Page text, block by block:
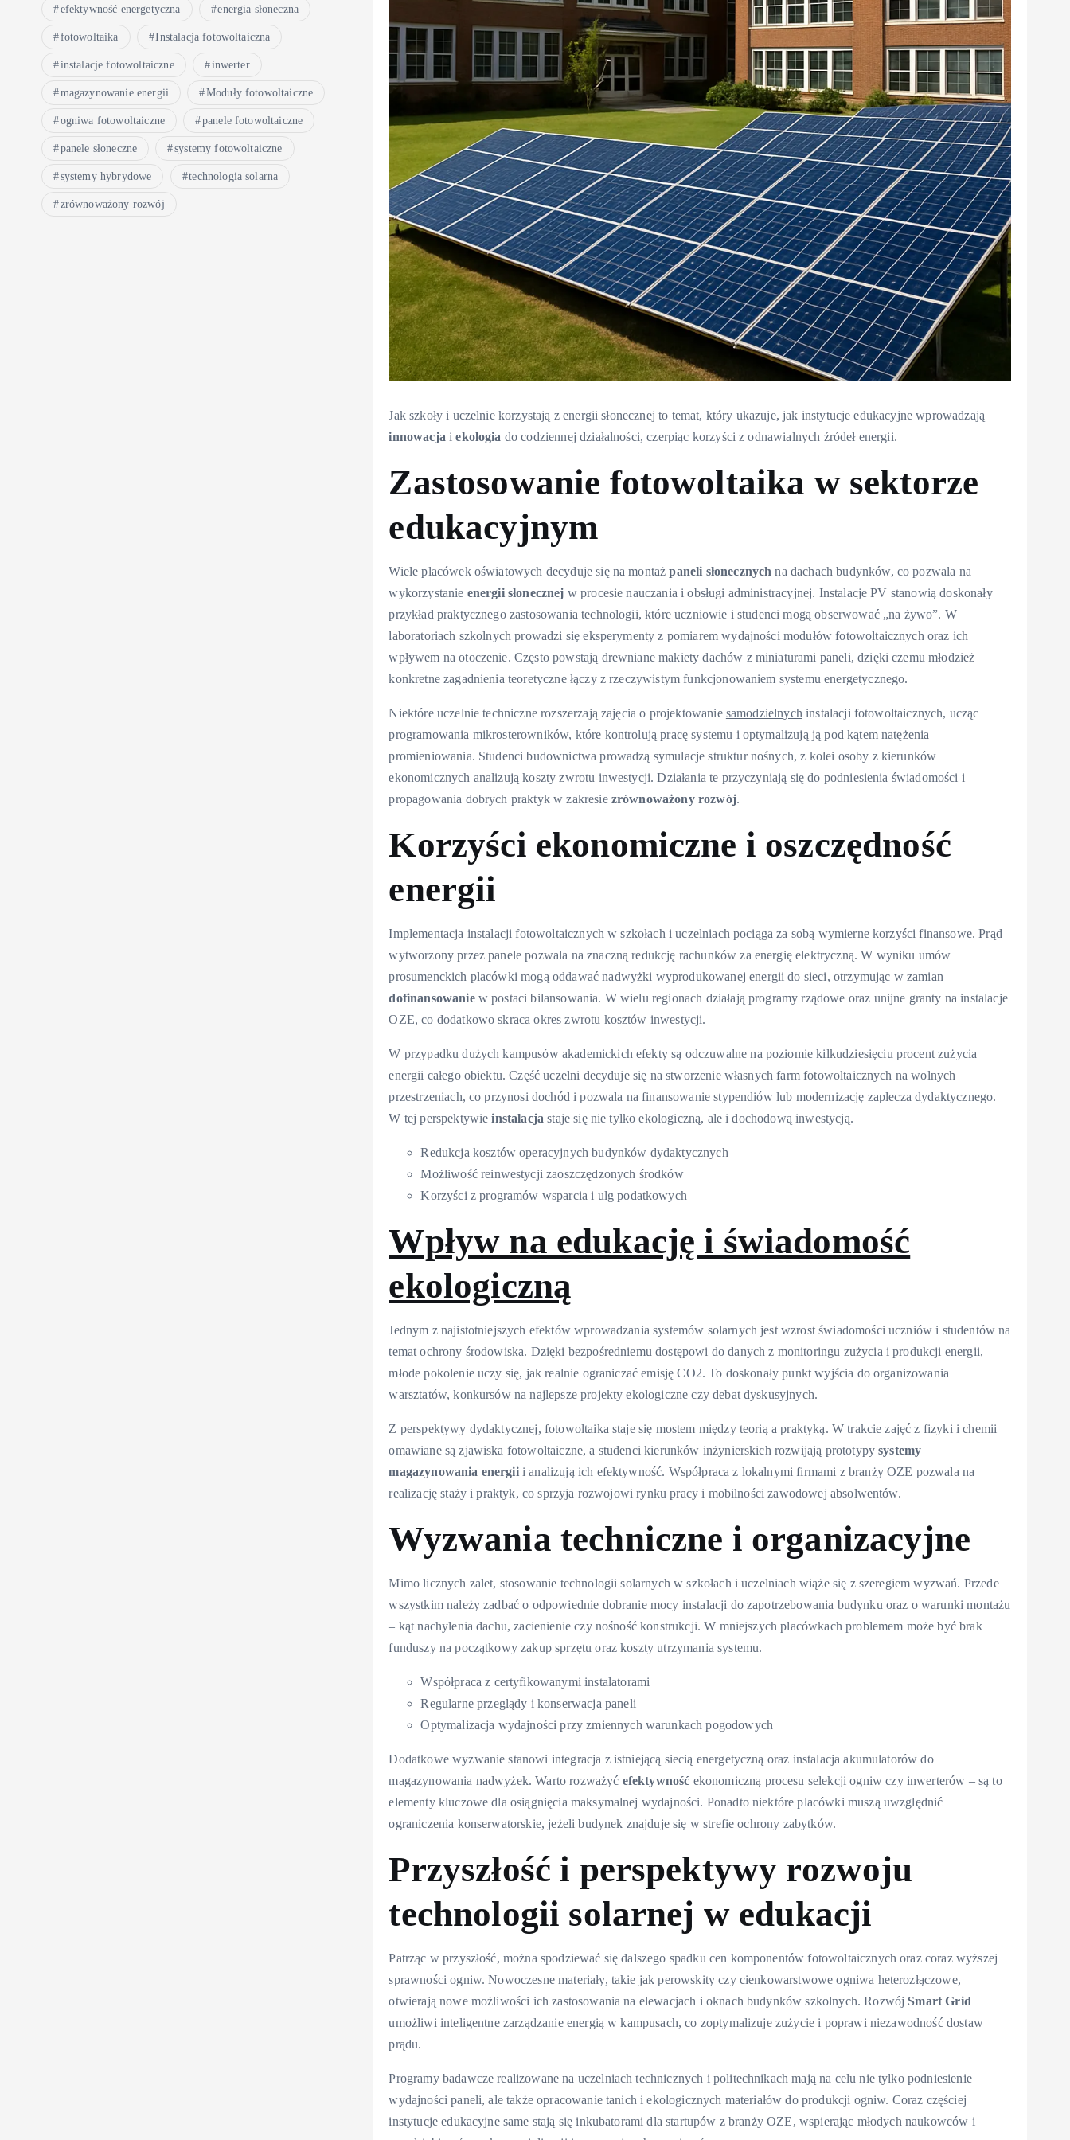
efektywność energetyczna energia słoneczna
fotowoltaika Instalacja fotowoltaiczna
instalacje fotowoltaiczne inwerter
magazynowanie energii Moduły fotowoltaiczne
ogniwa fotowoltaiczne panele fotowoltaiczne
panele słoneczne systemy fotowoltaiczne
systemy hybrydowe technologia solarna
zrównoważony rozwój
Jak szkoły i uczelnie korzystają z energii słonecznej to temat, który ukazuje, jak instytucje edukacyjne wprowadzają
innowacja iekologia do codziennej działalności, czerpiąc korzyści z odnawialnych źródeł energii.
Zastosowanie fotowoltaika w sektorze
edukacyjnym
Wiele placówek oświatowych decyduje się na montażpaneli słonecznych na dachach budynków, co pozwala na
wykorzystanie energii słonecznej w procesie nauczania i obsługi administracyjnej. Instalacje PV stanowią doskonały
przykład praktycznego zastosowania technologii, które uczniowie i studenci mogą obserwować „na żywo”. W
laboratoriach szkolnych prowadzi się eksperymenty z pomiarem wydajności modułów fotowoltaicznych oraz ich
wpływem na otoczenie. Często powstają drewniane makiety dachów z miniaturami paneli, dzięki czemu młodzież
konkretne zagadnienia teoretyczne łączy z rzeczywistym funkcjonowaniem systemu energetycznego.
Niektóre uczelnie techniczne rozszerzają zajęcia o projektowanie samodzielnych instalacji fotowoltaicznych, ucząc
programowania mikrosterowników, które kontrolują pracę systemu i optymalizują ją pod kątem natężenia
promieniowania. Studenci budownictwa prowadzą symulacje struktur nośnych, z kolei osoby z kierunków
ekonomicznych analizują koszty zwrotu inwestycji. Działania te przyczyniają się do podniesienia świadomości i
propagowania dobrych praktyk w zakresie zrównoważony rozwój.
Korzyści ekonomiczne i oszczędność
energii
Implementacja instalacji fotowoltaicznych w szkołach i uczelniach pociąga za sobą wymierne korzyści finansowe. Prąd
wytworzony przez panele pozwala na znaczną redukcję rachunków za energię elektryczną. W wyniku umów
prosumenckich placówki mogą oddawać nadwyżki wyprodukowanej energii do sieci, otrzymując w zamian
dofinansowaniew postaci bilansowania. W wielu regionach działają programy rządowe oraz unijne granty na instalacje
OZE, co dodatkowo skraca okres zwrotu kosztów inwestycji.
W przypadku dużych kampusów akademickich efekty są odczuwalne na poziomie kilkudziesięciu procent zużycia
energii całego obiektu. Część uczelni decyduje się na stworzenie własnych farm fotowoltaicznych na wolnych
przestrzeniach, co przynosi dochód i pozwala na finansowanie stypendiów lub modernizację zaplecza dydaktycznego.
W tej perspektywieinstalacja staje się nie tylko ekologiczną, ale i dochodową inwestycją.
Redukcja kosztów operacyjnych budynków dydaktycznych
Możliwość reinwestycji zaoszczędzonych środków
Korzyści z programów wsparcia i ulg podatkowych
Wpływ na edukację i świadomość
ekologiczną
Jednym z najistotniejszych efektów wprowadzania systemów solarnych jest wzrost świadomości uczniów i studentów na
temat ochrony środowiska. Dzięki bezpośredniemu dostępowi do danych z monitoringu zużycia i produkcji energii,
młode pokolenie uczy się, jak realnie ograniczać emisję CO2. To doskonały punkt wyjścia do organizowania
warsztatów, konkursów na najlepsze projekty ekologiczne czy debat dyskusyjnych.
Z perspektywy dydaktycznej, fotowoltaika staje się mostem między teorią a praktyką. W trakcie zajęć z fizyki i chemii
omawiane są zjawiska fotowoltaiczne, a studenci kierunków inżynierskich rozwijają prototypysystemy
magazynowania energiii analizują ich efektywność. Współpraca z lokalnymi firmami z branży OZE pozwala na
realizację staży i praktyk, co sprzyja rozwojowi rynku pracy i mobilności zawodowej absolwentów.
Wyzwania techniczne i organizacyjne
Mimo licznych zalet, stosowanie technologii solarnych w szkołach i uczelniach wiąże się z szeregiem wyzwań. Przede
wszystkim należy zadbać o odpowiednie dobranie mocy instalacji do zapotrzebowania budynku oraz o warunki montażu
– kąt nachylenia dachu, zacienienie czy nośność konstrukcji. W mniejszych placówkach problemem może być brak
funduszy na początkowy zakup sprzętu oraz koszty utrzymania systemu.
Współpraca z certyfikowanymi instalatorami
Regularne przeglądy i konserwacja paneli
Optymalizacja wydajności przy zmiennych warunkach pogodowych
Dodatkowe wyzwanie stanowi integracja z istniejącą siecią energetyczną oraz instalacja akumulatorów do
magazynowania nadwyżek. Warto rozważyć efektywność ekonomiczną procesu selekcji ogniw czy inwerterów – są to
elementy kluczowe dla osiągnięcia maksymalnej wydajności. Ponadto niektóre placówki muszą uwzględnić
ograniczenia konserwatorskie, jeżeli budynek znajduje się w strefie ochrony zabytków.
Przyszłość i perspektywy rozwoju
technologii solarnej w edukacji
Patrząc w przyszłość, można spodziewać się dalszego spadku cen komponentów fotowoltaicznych oraz coraz wyższej
sprawności ogniw. Nowoczesne materiały, takie jak perowskity czy cienkowarstwowe ogniwa heterozłączowe,
otwierają nowe możliwości ich zastosowania na elewacjach i oknach budynków szkolnych. Rozwój Smart Grid
umożliwi inteligentne zarządzanie energią w kampusach, co zoptymalizuje zużycie i poprawi niezawodność dostaw
prądu.
Programy badawcze realizowane na uczelniach technicznych i politechnikach mają na celu nie tylko podniesienie
wydajności paneli, ale także opracowanie tanich i ekologicznych materiałów do produkcji ogniw. Coraz częściej
instytucje edukacyjne same stają się inkubatorami dla startupów z branży OZE, wspierając młodych naukowców i